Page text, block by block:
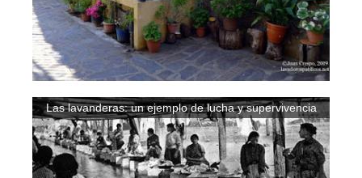
Las lavanderas: un ejemplo de lucha y supervivencia